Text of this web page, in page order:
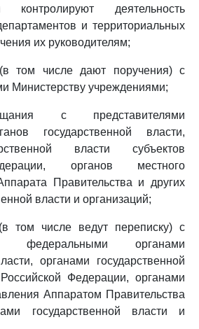
деятельность
и территориальных
их руководителям;
(в том числе дают поручения) с
Министерству учреждениями;
с представителями
государственной власти,
власти субъектов
органов местного
Правительства и других
власти и организаций;
том числе ведут переписку) с
федеральными органами
органами государственной
Федерации, органами
Аппаратом Правительства
государственной власти и